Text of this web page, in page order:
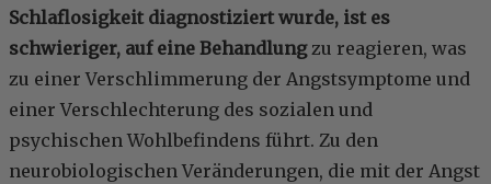
Schlaflosigkeit diagnostiziert wurde, ist es
schwieriger, auf eine Behandlungzu reagieren, was
zu einer Verschlimmerung der Angstsymptome und
einer Verschlechterung des sozialen und
psychischen Wohlbefindens führt. Zu den
neurobiologischen Veränderungen, die mit der Angst